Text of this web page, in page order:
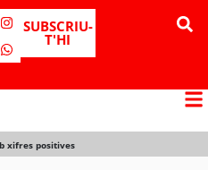
SUBSCRIU-
T'HI
xifres positives